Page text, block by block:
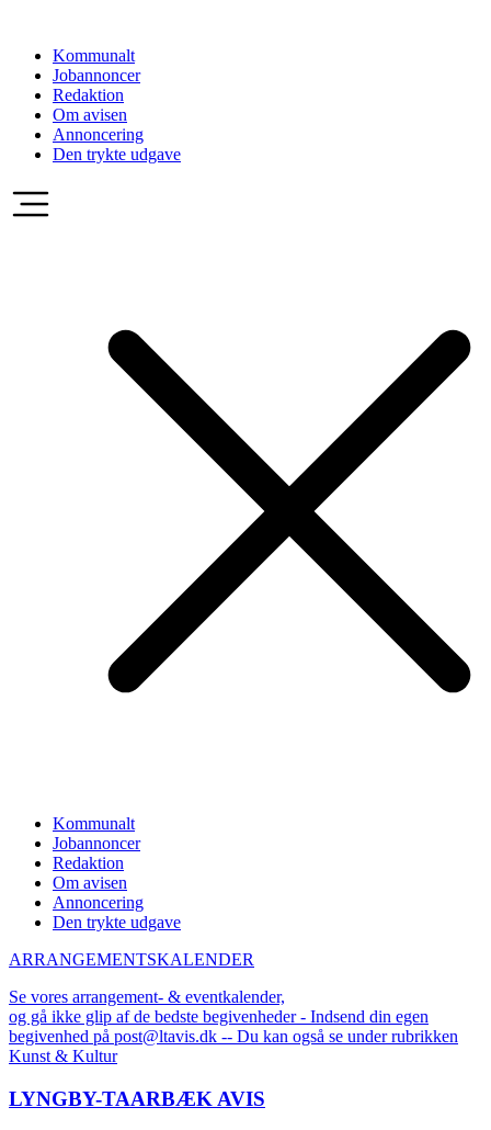
indholdKommunalt
Jobannoncer
Redaktion
Om avisen
Annoncering
Den trykte udgave
Kommunalt
Jobannoncer
Redaktion
Om avisen
Annoncering
Den trykte udgave
ARRANGEMENTSKALENDER
Se vores arrangement- & eventkalender,
og gå ikke glip af de bedste begivenheder - Indsend din egen
begivenhed på post@ltavis.dk -- Du kan også se under rubrikken
Kunst & Kultur
LYNGBY-TAARBÆK AVIS